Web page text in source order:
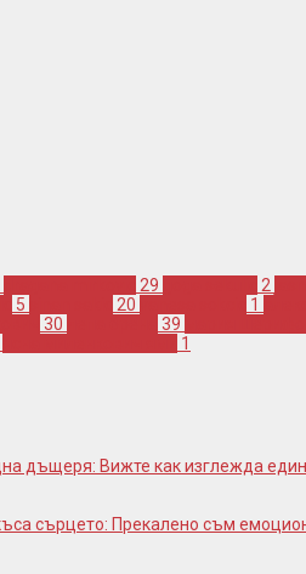
29 2
5 20 1
30 39
1
дъщеря: Вижте как изглежда
сърцето: Прекалено съм